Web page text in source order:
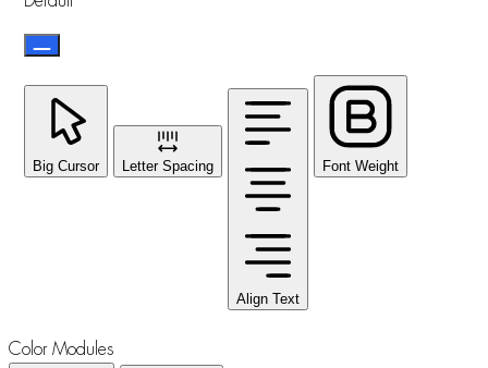
Big Cursor Letter Spacing
Align Text
Font Weight
Color Modules